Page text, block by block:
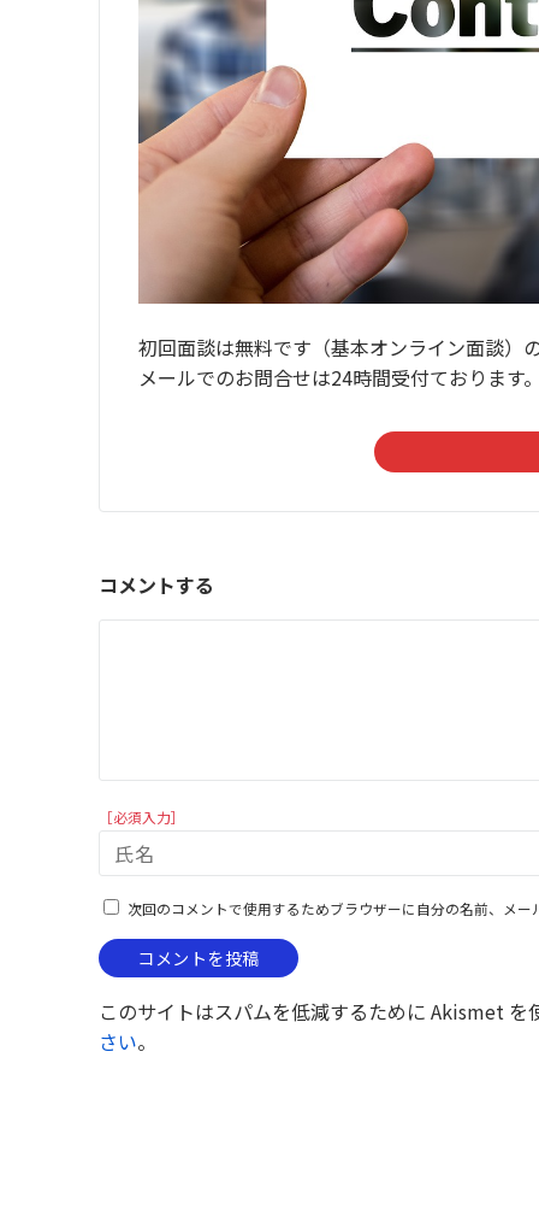
初回面談は無料です（基本オンライン面談）
メールでのお問合せは24時間受付ております
コメントする
［必須入力］
次回のコメントで使用するためブラウザーに自分の名前、メ
このサイトはスパムを低減するために Akismet を
さい。